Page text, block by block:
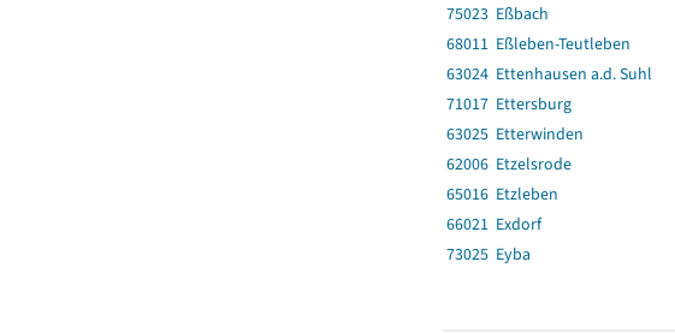
75023 Eßbach
68011 Eßleben-Teutleben
63024 Ettenhausen a.d. Suhl
71017 Ettersburg
63025 Etterwinden
62006 Etzelsrode
65016 Etzleben
66021 Exdorf
73025 Eyba